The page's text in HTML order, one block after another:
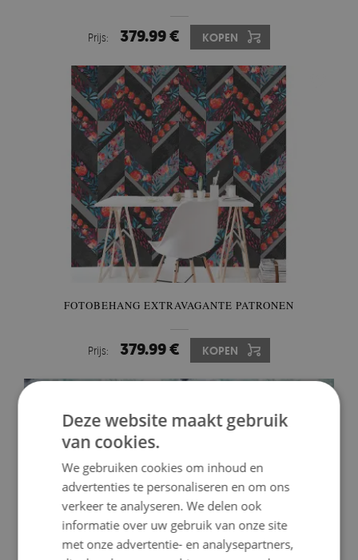
Prijs: 379.99 € KOPEN
FOTOBEHANG EXTRAVAGANTE PATRONEN
Prijs: 379.99 € KOPEN
Deze website maakt gebruik
van cookies.
We gebruiken cookies om inhoud en
advertenties te personaliseren en om ons
verkeer te analyseren. We delen ook
informatie over uw gebruik van onze site
met onze advertentie- en analysepartners,